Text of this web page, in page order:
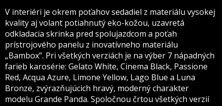
V interiéri je okrem poťahov sedadiel z materiálu vysokej
kvality aj volant potiahnutý eko-kožou, uzavretá
odkladacia skrinka pred spolujazdcom a poťah
prístrojového panelu z inovatívneho materiálu
„Bambox”. Pri všetkých verziách je na výber 7 nápadných
farieb karosérie: Gelato White, Cinema Black, Passione
Red, Acqua Azure, Limone Yellow, Lago Blue a Luna
Bronze, zvýrazňujúcich hravý, moderný charakter
modelu Grande Panda. Spoločnou črtou všetkých verzií